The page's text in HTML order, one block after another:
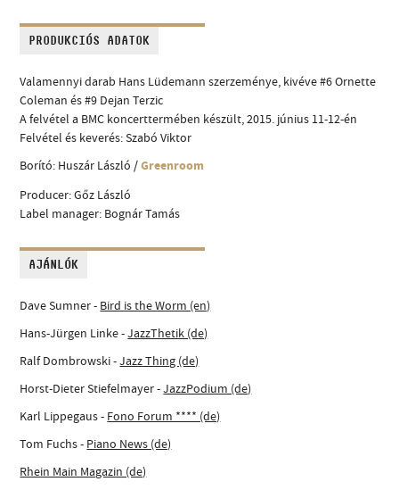
PRODUKCIÓS ADATOK
Valamennyi darab Hans Lüdemann szerzeménye, kivéve #6 Ornette
Coleman és #9 Dejan Terzic
A felvétel a BMC koncerttermében készült, 2015. június 11-12-én
Felvétel és keverés: Szabó Viktor
Borító: Huszár László /Greenroom
Producer: Gőz László
Label manager: Bognár Tamás
AJÁNLÓK
Dave Sumner - Bird is the Worm (en)
Hans-Jürgen Linke -JazzThetik (de)
Ralf Dombrowski -Jazz Thing (de)
Horst-Dieter Stiefelmayer -JazzPodium (de)
Karl Lippegaus - Fono Forum **** (de)
Tom Fuchs - Piano News (de)
Rhein Main Magazin (de)